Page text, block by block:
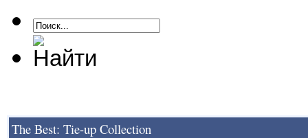
The Best: Tie-up Collection